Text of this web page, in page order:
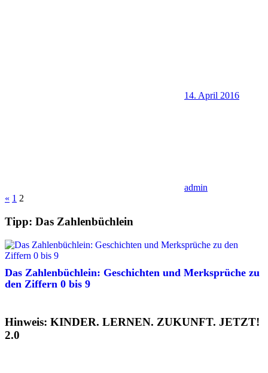
14. April 2016
admin
Seitennummerierung
der
Beiträge
« Vorherige
1 2
Tipp: Das Zahlenbüchlein
Das Zahlenbüchlein: Geschichten und Merksprüche zu
den Ziffern 0 bis 9
Hinweis: KINDER. LERNEN. ZUKUNFT. JETZT!
2.0